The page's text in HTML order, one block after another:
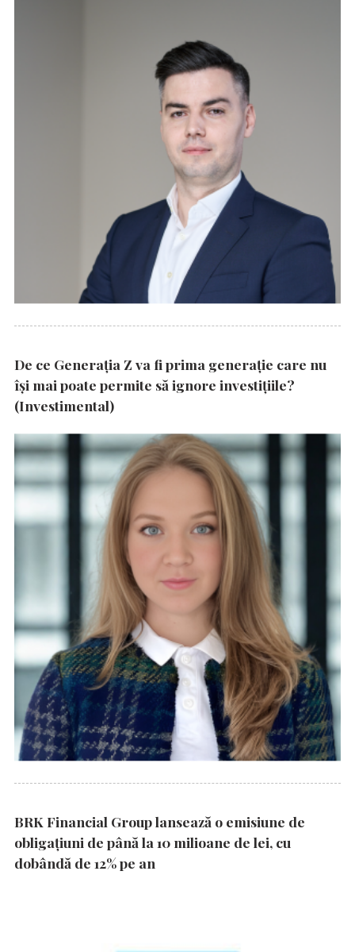
De ce Generația Z va fi prima generație care nu
își mai poate permite să ignore investițiile?
(Investimental)
BRK Financial Group lansează o emisiune de
obligațiuni de până la 10 milioane de lei, cu
dobândă de 12% pe an